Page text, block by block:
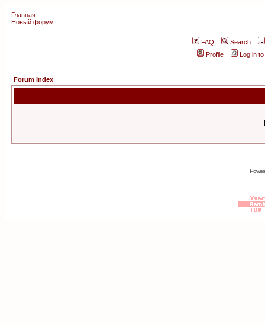
Главная
Новый форум
FAQ
Search
Profile
Log in
Forum Index